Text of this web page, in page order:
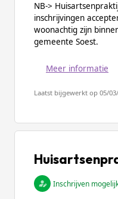
NB->
inschrijvingen
woonachtig zijn
gemeente Soest.
Meer informatie
Laatst bijgewerkt op 05/
Inschrijven